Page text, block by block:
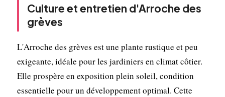
Culture et entretien d'Arroche des
grèves
L'Arroche des grèves est une plante rustique et peu
exigeante, idéale pour les jardiniers en climat côtier.
Elle prospère en exposition plein soleil, condition
essentielle pour un développement optimal. Cette